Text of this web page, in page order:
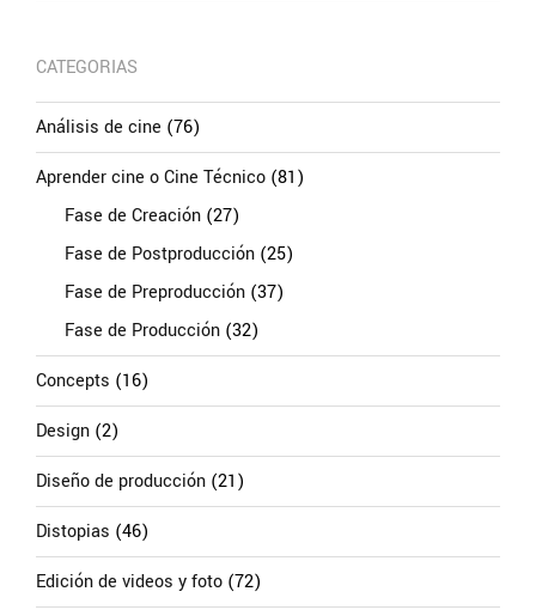
CATEGORIAS
Análisis de cine (76)
Aprender cine o Cine Técnico (81)
Fase de Creación (27)
Fase de Postproducción (25)
Fase de Preproducción (37)
Fase de Producción (32)
Concepts (16)
Design (2)
Diseño de producción (21)
Distopias (46)
Edición de videos y foto (72)